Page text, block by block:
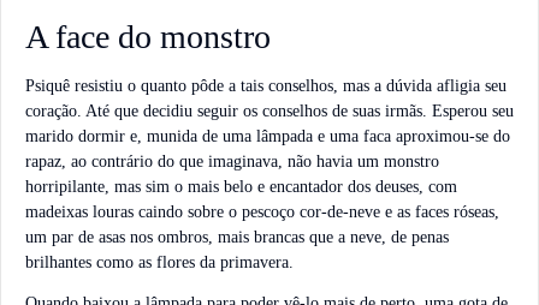
A face do monstro
Psiquê resistiu o quanto pôde a tais conselhos, mas a dúvida afligia seu
coração. Até que decidiu seguir os conselhos de suas irmãs. Esperou seu
marido dormir e, munida de uma lâmpada e uma faca aproximou-se do
rapaz, ao contrário do que imaginava, não havia um monstro
horripilante, mas sim o mais belo e encantador dos deuses, com
madeixas louras caindo sobre o pescoço cor-de-neve e as faces róseas,
um par de asas nos ombros, mais brancas que a neve, de penas
brilhantes como as flores da primavera.